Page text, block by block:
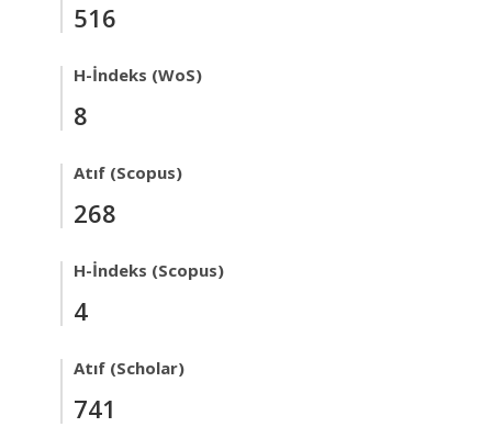
516
H-İndeks (WoS)
8
Atıf (Scopus)
268
H-İndeks (Scopus)
4
Atıf (Scholar)
741